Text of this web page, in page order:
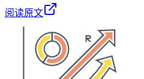
阅读原文